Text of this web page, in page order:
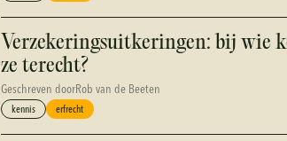
Verzekeringsuitkeringen: bij wie
ze terecht?
Geschreven doorRob van de Beeten
kennis erfrecht